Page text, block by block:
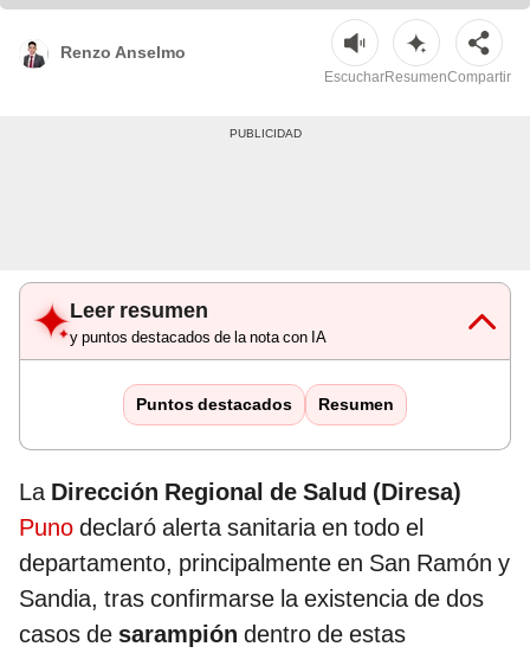
Renzo Anselmo
EscucharResumenCompartir
Leer resumen
y puntos destacados de la nota con IA
Puntos destacados Resumen
La Dirección Regional de Salud (Diresa)
Puno declaró alerta sanitaria en todo el
departamento, principalmente en San Ramón y
Sandia, tras confirmarse la existencia de dos
casos de sarampión dentro de estas